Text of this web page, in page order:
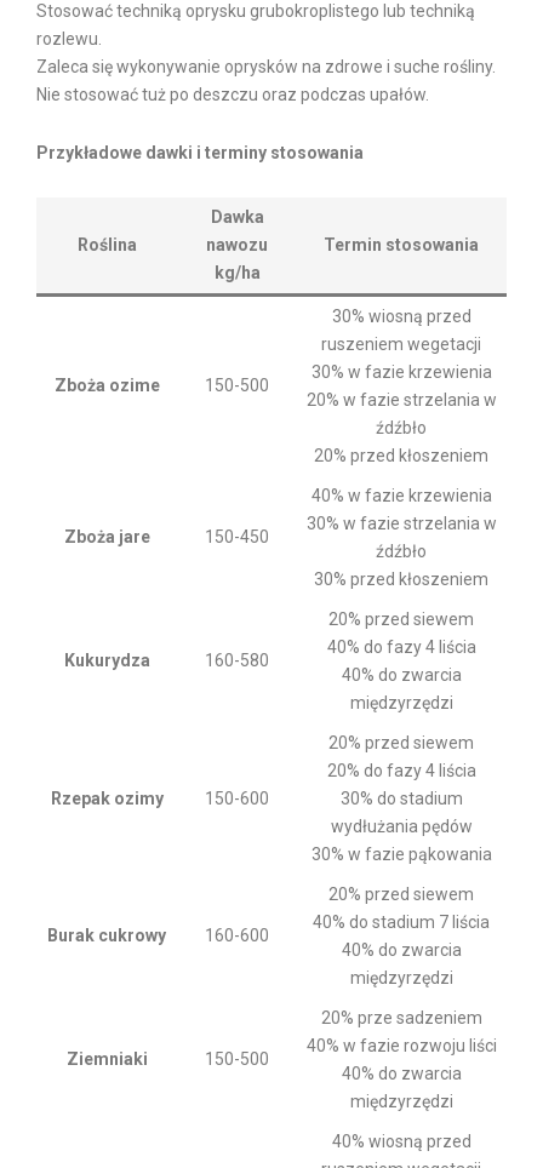
Stosować techniką oprysku grubokroplistego lub techniką
rozlewu.
Zaleca się wykonywanie oprysków na zdrowe i suche rośliny.
Nie stosować tuż po deszczu oraz podczas upałów.
Przykładowe dawki i terminy stosowania
Roślina
Dawka
nawozu
kg/ha
Termin stosowania
Zboża ozime 150-500
30% wiosną przed
ruszeniem wegetacji
30% w fazie krzewienia
20% w fazie strzelania w
źdźbło
20% przed kłoszeniem
Zboża jare 150-450
40% w fazie krzewienia
30% w fazie strzelania w
źdźbło
30% przed kłoszeniem
Kukurydza 160-580
20% przed siewem
40% do fazy 4 liścia
40% do zwarcia
międzyrzędzi
Rzepak ozimy 150-600
20% przed siewem
20% do fazy 4 liścia
30% do stadium
wydłużania pędów
30% w fazie pąkowania
Burak cukrowy 160-600
20% przed siewem
40% do stadium 7 liścia
40% do zwarcia
międzyrzędzi
Ziemniaki 150-500
20% prze sadzeniem
40% w fazie rozwoju liści
40% do zwarcia
międzyrzędzi
40% wiosną przed